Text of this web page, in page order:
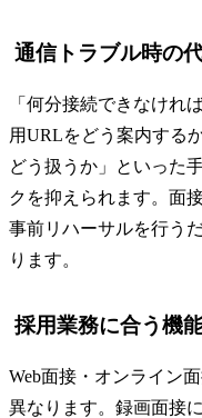
通信トラブル時の
「何分接続できなけれ
用URLをどう案内する
どう扱うか」といった
クを抑えられます。面
事前リハーサルを行う
ります。
採用業務に合う機
Web面接・オンライン
異なります。録画面接